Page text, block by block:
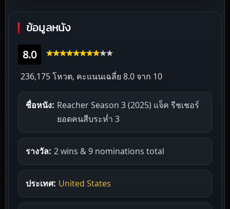
ข้อมูลหนัง
8.0
236,175 โหวต, คะแนนเฉลี่ย 8.0 จาก 10
ชื่อหนัง: Reacher Season 3 (2025) แจ็ค รีชเชอร์
ยอดคนสืบระห่ำ 3
รางวัล: 2 wins & 9 nominations total
ประเทศ: United States